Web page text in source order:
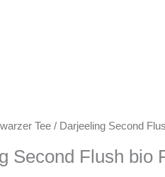
Tee / Darjeeling Second
Second Flush bio